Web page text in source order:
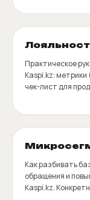
Практическое
Kaspi.kz: метрики
чек-лист для
Как разбивать
обращения и
Kaspi.kz.